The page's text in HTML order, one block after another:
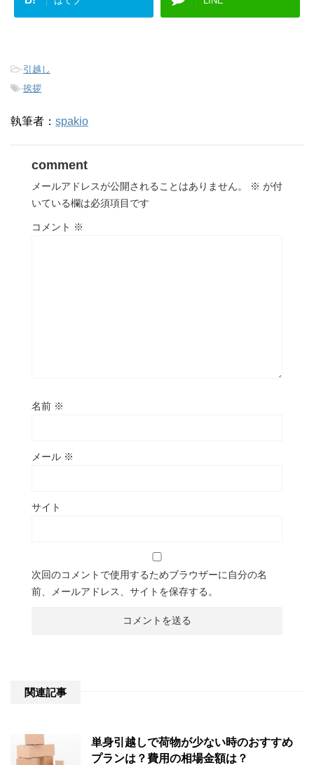
-引越し
-挨拶
執筆者： spakio
comment
メールアドレスが公開されることはありません。 ※ が付
いている欄は必須項目です
コメント ※
名前 ※
メール ※
サイト
次回のコメントで使用するためブラウザーに自分の名
前、メールアドレス、サイトを保存する。
関連記事
単身引越しで荷物が少ない時のおすすめ
プランは？費用の相場金額は？